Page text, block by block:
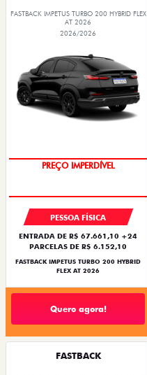
FASTBACK IMPETUS TURBO 200 HYBRID FLEX
AT 2026
2026/2026
PESSOA FÍSICA
ENTRADA DE R$ 67.661,10 +24
PARCELAS DE R$ 6.152,10
FASTBACK IMPETUS TURBO 200 HYBRID
FLEX AT 2026
Quero agora!
FASTBACK